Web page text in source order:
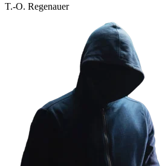
T.-O. Regenauer